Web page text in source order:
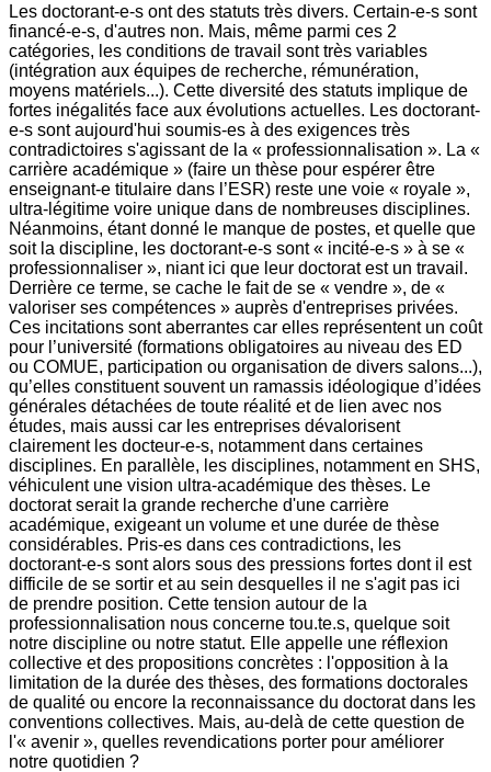
Les doctorant-e-s ont des statuts très divers. Certain-e-s sont
financé-e-s, d'autres non. Mais, même parmi ces 2
catégories, les conditions de travail sont très variables
(intégration aux équipes de recherche, rémunération,
moyens matériels...). Cette diversité des statuts implique de
fortes inégalités face aux évolutions actuelles. Les doctorant-
e-s sont aujourd'hui soumis-es à des exigences très
contradictoires s'agissant de la « professionnalisation ». La «
carrière académique » (faire un thèse pour espérer être
enseignant-e titulaire dans l’ESR) reste une voie « royale »,
ultra-légitime voire unique dans de nombreuses disciplines.
Néanmoins, étant donné le manque de postes, et quelle que
soit la discipline, les doctorant-e-s sont « incité-e-s » à se «
professionnaliser », niant ici que leur doctorat est un travail.
Derrière ce terme, se cache le fait de se « vendre », de «
valoriser ses compétences » auprès d'entreprises privées.
Ces incitations sont aberrantes car elles représentent un coût
pour l’université (formations obligatoires au niveau des ED
ou COMUE, participation ou organisation de divers salons...),
qu’elles constituent souvent un ramassis idéologique d’idées
générales détachées de toute réalité et de lien avec nos
études, mais aussi car les entreprises dévalorisent
clairement les docteur-e-s, notamment dans certaines
disciplines. En parallèle, les disciplines, notamment en SHS,
véhiculent une vision ultra-académique des thèses. Le
doctorat serait la grande recherche d'une carrière
académique, exigeant un volume et une durée de thèse
considérables. Pris-es dans ces contradictions, les
doctorant-e-s sont alors sous des pressions fortes dont il est
difficile de se sortir et au sein desquelles il ne s'agit pas ici
de prendre position. Cette tension autour de la
professionnalisation nous concerne tou.te.s, quelque soit
notre discipline ou notre statut. Elle appelle une réflexion
collective et des propositions concrètes : l'opposition à la
limitation de la durée des thèses, des formations doctorales
de qualité ou encore la reconnaissance du doctorat dans les
conventions collectives. Mais, au-delà de cette question de
l'« avenir », quelles revendications porter pour améliorer
notre quotidien ?